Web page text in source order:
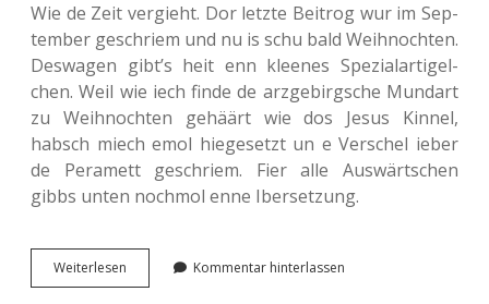
Wie de Zeit ver­gieht. Dor letzte Beitrog wur im Sep­
tem­ber geschriem und nu is schu bald Weih­noch­ten.
Des­wa­gen gibt’s heit enn klee­nes Spe­zi­al­ar­tigel­
chen. Weil wie iech finde de arzge­birgsche Mund­art
zu Weih­noch­ten gehäärt wie dos Jesus Kinnel,
habsch miech emol hie­ge­setzt un e Ver­schel ieber
de Pera­mett geschriem. Fier alle Aus­wärts­chen
gibbs unten noch­mol enne Ibersetzung.
Wei­ter­le­sen
Pera­
Kommentar hinterlassen